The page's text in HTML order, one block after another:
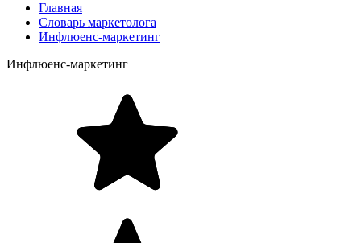
Главная
Словарь маркетолога
Инфлюенс-маркетинг
Инфлюенс-маркетинг